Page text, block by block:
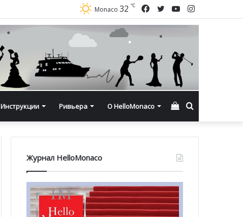
Instagram
YouTube
Twitter
Facebook
Monaco 32 ℃
Инструкции Ривьера О HelloMonaco Смотреть
корзину
Журнал HelloMonaco